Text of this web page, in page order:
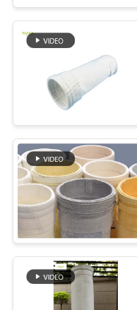
NOTIZIE
RICHIEDA
UNA
CITAZIONE
MAPPA
DEL
SITO
POLITICA
SULLA
PRIVACY